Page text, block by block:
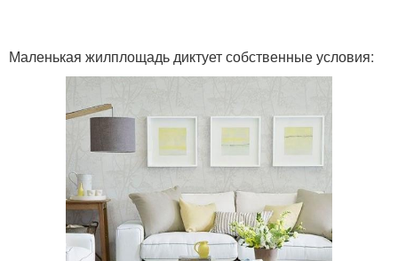
Маленькая жилплощадь диктует собственные условия: